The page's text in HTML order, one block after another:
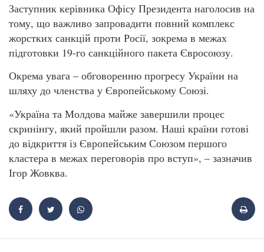
Заступник керівника Офісу Президента наголосив на
тому, що важливо запровадити повний комплекс
жорстких санкцій проти Росії, зокрема в межах
підготовки 19-го санкційного пакета Євросоюзу.
Окрема увага – обговоренню прогресу України на
шляху до членства у Європейському Союзі.
«Україна та Молдова майже завершили процес
скринінгу, який пройшли разом. Наші країни готові
до відкриття із Європейським Союзом першого
кластера в межах переговорів про вступ», – зазначив
Ігор Жовква.